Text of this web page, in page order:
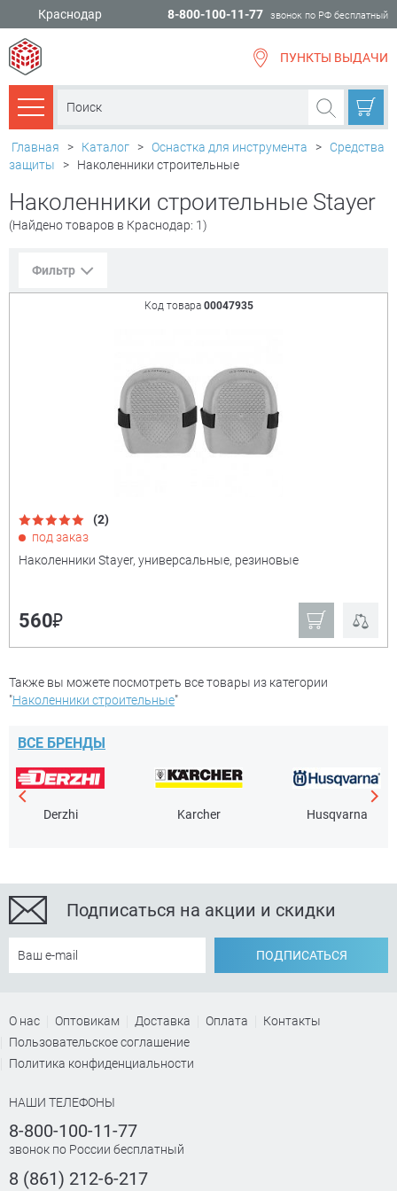
Краснодар 8-800-100-11-77 звонок по РФ бесплатный
ПУНКТЫ ВЫДАЧИ
Каталог товаров
Главная > Каталог > Оснастка для инструмента >
Средства
защиты
> Наколенники строительные
Наколенники строительные Stayer
(Найдено товаров в Краснодар: 1)
Фильтр
Показать только
Kraftool
Ещё
+ Мощность
Код товара 00047935
(2)
под заказ
Наколенники Stayer, универсальные, резиновые
560₽
Также вы можете посмотреть все товары из категории
"Наколенники строительные"
ВСЕ БРЕНДЫ
Derzhi Karcher Husqvarna
Подписаться на акции и скидки
ПОДПИСАТЬСЯ
О нас Оптовикам Доставка Оплата
Контакты
Пользовательское соглашение
Политика конфиденциальности
НАШИ ТЕЛЕФОНЫ
8-800-100-11-77
звонок по России бесплатный
8 (861) 212-6-217